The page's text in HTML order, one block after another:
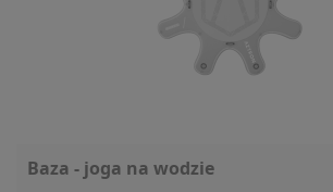
Baza - joga na wodzie